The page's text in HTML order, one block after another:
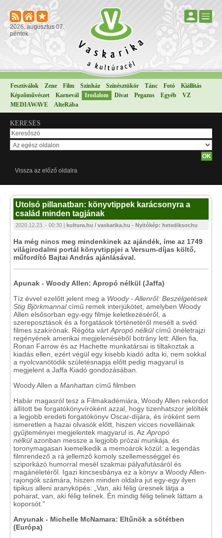
2026. augusztus 07.
péntek
Fesztiválok Zene Film Színház Színésztükör Tánc Fotó
Kiállítás
Képzőművészet
Karnevál Irodalom Divat Pegazus Egyéb
VZ
MEDIAWAVE
AlteRába
KERESÉS
Vissza az előző oldalra
Utolsó pillanatban: könyvtippek karácsonyra a
család minden tagjának
2020.12.23. - 00:30 | kultura.hu / vaskarika.hu - Nyitókép: hetediksor.hu
Ha még nincs meg mindenkinek az ajándék, íme az 1749
világirodalmi portál könyvtippjei a Versum-díjas költő,
műfordító Bajtai András ajánlásával.
Apunak - Woody Allen: Apropó nélkül (Jaffa)
Tíz évvel ezelőtt jelent meg a Woody ​- Allenről: Beszélgetések
Stig Björkmannalcímű remek interjúkötet, amelyben Woody
Allen elsősorban egy-egy filmje keletkezéséről, a
szereposztások és a forgatások történetéről mesélt a svéd
filmes szakírónak. Régóta várt Apropó nélkülcímű önéletrajzi
regényének amerikai megjelenéséből botrány lett: Allen fia,
Ronan Farrow és az Hachette munkatársai is tiltakoztak a
kiadás ellen, ezért végül egy kisebb kiadó adta ki, nem sokkal
a nyolcvanötödik születésnapja előtt pedig magyarul is
megjelent a Jaffa Kiadó gondozásában.
Woody Allen a Manhattan című filmben
Habár magasról tesz a Filmakadémiára, Woody Allen rekordot
állított be forgatókönyvíróként azzal, hogy tizenhatszor jelölték
a legjobb eredeti forgatókönyv Oscar-díjára, és íróként sem
ismeretlen a hazai olvasók előtt, hiszen vicces novelláinak
gyűjteményei megjelentek magyarul is. Az Apropó
nélkülazonban messze a legjobb prózai munkája, és
toronymagasan kiemelkedik a memoárok közül: a legendás
filmrendező a rá jellemző komoly szellemességgel és
sziporkázó humorral mesél szakmai pályafutásáról és
magánéletéről. Igazi kincsesbánya ez a könyv a Woody Allen-
rajongók számára, hiszen minden oldalra jut egy-egy ilyen
tipikus alleni aranyköpés: „Van, aki félig üresnek látja a
poharat, van, aki félig telinek. Én mindig félig telinek láttam a
koporsót."
Anyunak - Michelle McNamara: Eltűnök a sötétben
(Európa)